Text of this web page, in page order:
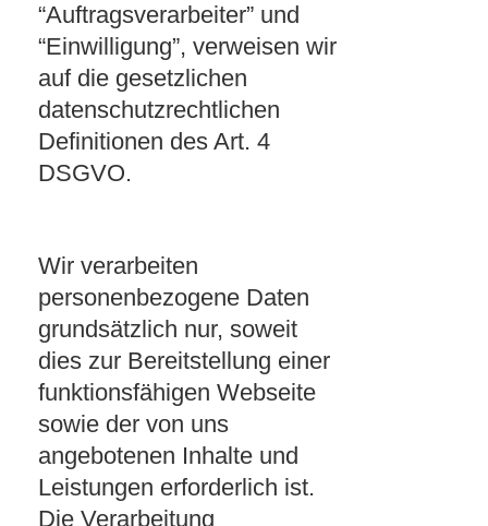
“Auftragsverarbeiter” und
“Einwilligung”, verweisen wir
auf die gesetzlichen
datenschutzrechtlichen
Definitionen des Art. 4
DSGVO.
Wir verarbeiten
personenbezogene Daten
grundsätzlich nur, soweit
dies zur Bereitstellung einer
funktionsfähigen Webseite
sowie der von uns
angebotenen Inhalte und
Leistungen erforderlich ist.
Die Verarbeitung